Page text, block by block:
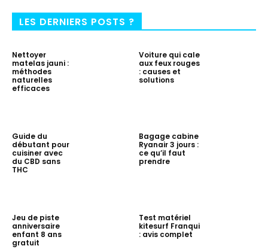
LES DERNIERS POSTS ?
Nettoyer
matelas jauni :
méthodes
naturelles
efficaces
Voiture qui cale
aux feux rouges
: causes et
solutions
Guide du
débutant pour
cuisiner avec
du CBD sans
THC
Bagage cabine
Ryanair 3 jours :
ce qu’il faut
prendre
Jeu de piste
anniversaire
enfant 8 ans
gratuit
Test matériel
kitesurf Franqui
: avis complet